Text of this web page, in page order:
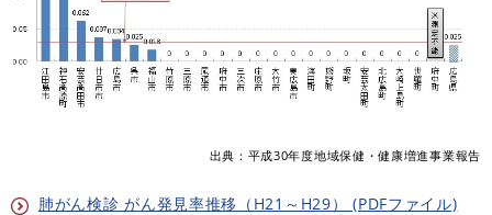
出典：平成30年度地域保健・健康増進事業報告
肺がん検診 がん発見率推移（H21～H29） (PDFファイル)